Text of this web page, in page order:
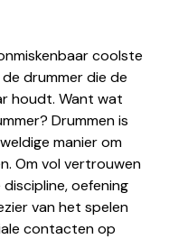
coolste
drummer die de
houdt. Want wat
Drummen is
manier om
Om vol vertrouwen
oefening
van het spelen
contacten op